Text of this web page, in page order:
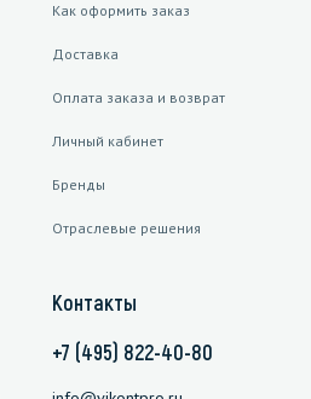
Как оформить заказ
Доставка
Оплата заказа и возврат
Личный кабинет
Бренды
Отраслевые решения
Контакты
+7 (495) 822-40-80